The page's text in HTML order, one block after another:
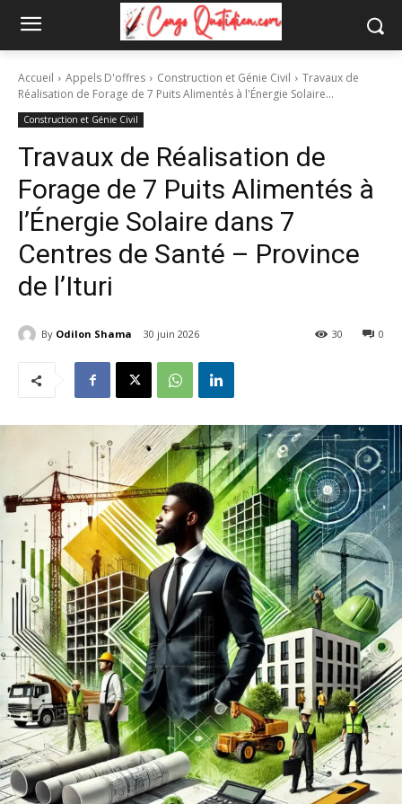
Accueil Appels D'offres Construction et Génie Civil
Travaux de
Réalisation de Forage de 7 Puits Alimentés à l'Énergie Solaire...
Construction et Génie Civil
Travaux de Réalisation de
Forage de 7 Puits Alimentés à
l’Énergie Solaire dans 7
Centres de Santé – Province
de l’Ituri
By Odilon Shama 30 juin 2026 0
30